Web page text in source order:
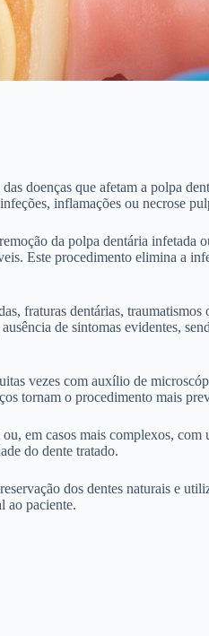
doenças que afetam a polpa
inflamações ou necrose
da polpa dentária infetada
Este procedimento elimina a
fraturas dentárias,
de sintomas evidentes,
vezes com auxílio de
tornam o procedimento mais
em casos mais complexos,
do dente tratado.
dos dentes naturais e
ao paciente.